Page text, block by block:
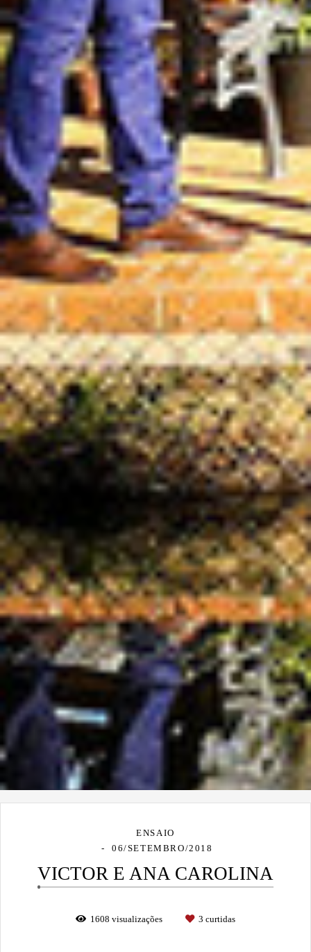
ENSAIO
06/SETEMBRO/2018
VICTOR E ANA CAROLINA
1608 visualizações 3 curtidas